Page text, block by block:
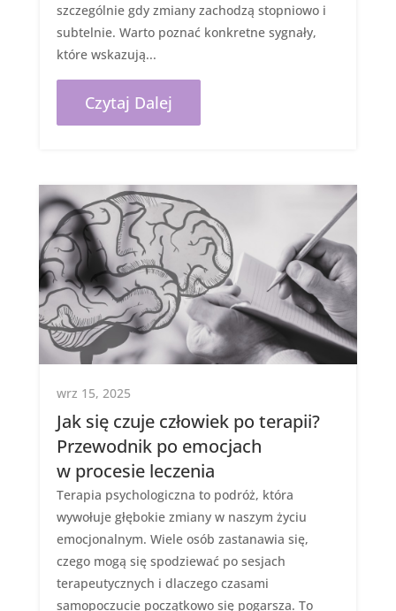
szczególnie gdy zmiany zachodzą stopniowo i
subtelnie. Warto poznać konkretne sygnały,
które wskazują...
Czytaj Dalej
Jak się czuje człowiek po terapii?
Przewodnik po emocjach
w procesie leczenia
wrz 15, 2025
Terapia psychologiczna to podróż, która
wywołuje głębokie zmiany w naszym życiu
emocjonalnym. Wiele osób zastanawia się,
czego mogą się spodziewać po sesjach
terapeutycznych i dlaczego czasami
samopoczucie początkowo się pogarsza. To